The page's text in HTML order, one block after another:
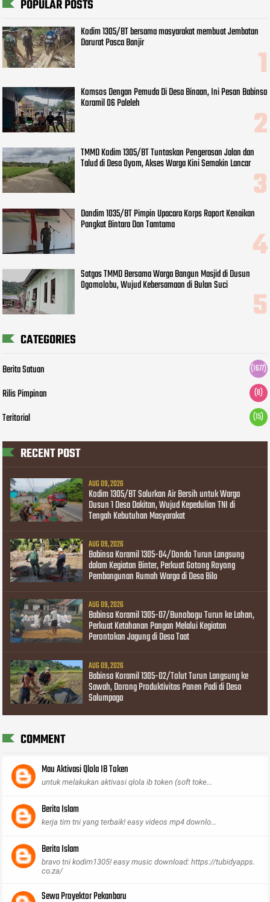
POPULAR POSTS
Kodim 1305/BT bersama masyarakat membuat Jembatan
Darurat Pasca Banjir
Komsos Dengan Pemuda Di Desa Binaan, Ini Pesan Babinsa
Koramil 06 Paleleh
TMMD Kodim 1305/BT Tuntaskan Pengerasan Jalan dan
Talud di Desa Oyom, Akses Warga Kini Semakin Lancar
Dandim 1035/BT Pimpin Upacara Korps Raport Kenaikan
Pangkat Bintara Dan Tamtama
Satgas TMMD Bersama Warga Bangun Masjid di Dusun
Ogomolobu, Wujud Kebersamaan di Bulan Suci
CATEGORIES
Berita Satuan (1677)
Rilis Pimpinan (8)
Teritorial (15)
RECENT POST
AUG 09, 2026
Kodim 1305/BT Salurkan Air Bersih untuk Warga
Dusun 1 Desa Dakitan, Wujud Kepedulian TNI di
Tengah Kebutuhan Masyarakat
AUG 09, 2026
Babinsa Koramil 1305-04/Dondo Turun Langsung
dalam Kegiatan Binter, Perkuat Gotong Royong
Pembangunan Rumah Warga di Desa Bilo
AUG 09, 2026
Babinsa Koramil 1305-07/Bunobogu Turun ke Lahan,
Perkuat Ketahanan Pangan Melalui Kegiatan
Perontokan Jagung di Desa Taat
AUG 09, 2026
Babinsa Koramil 1305-02/Tolut Turun Langsung ke
Sawah, Dorong Produktivitas Panen Padi di Desa
Salumpaga
COMMENT
Mau Aktivasi Qlola IB Token
untuk melakukan aktivasi qlola ib token (soft toke...
Berita Islam
kerja tim tni yang terbaik! easy videos mp4 downlo...
Berita Islam
bravo tni kodim1305! easy music download: https://tubidyapps.
co.za/
Sewa Proyektor Pekanbaru